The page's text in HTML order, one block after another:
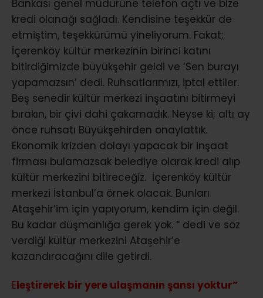
Bankası genel müdürüne telefon açtı ve bize
kredi olanağı sağladı. Kendisine teşekkür de
etmiştim, teşekkürümü yineliyorum. Fakat;
İçerenköy kültür merkezinin birinci katını
bitirdiğimizde büyükşehir geldi ve ‘Sen burayı
yapamazsın’ dedi. Ruhsatlarımızı, iptal ettiler.
Beş senedir kültür merkezi inşaatını bitirmeyi
bırakın, bir çivi dahi çakamadık. Neyse ki; altı ay
önce ruhsatı Büyükşehirden onaylattık.
Ekonomik krizden dolayı yapacak bir inşaat
firması bulamazsak belediye olarak kredi alıp
kültür merkezini bitireceğiz. İçerenköy kültür
merkezi İstanbul’a örnek olacak. Bunları
Ataşehir’im için yapıyorum, kendim için değil.
Bu kadar düşmanlığa gerek yok. “ dedi ve söz
verdiği kültür merkezini Ataşehir’e
kazandıracağını dile getirdi.
Eleştirerek bir yere ulaşmanın şansı yoktur”